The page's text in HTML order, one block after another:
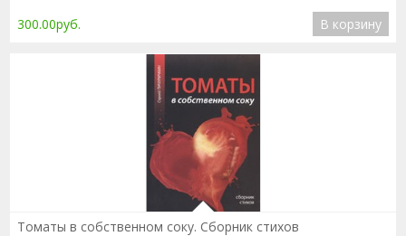
300.00руб. В корзину
Подробнее
Томаты в собственном соку. Сборник стихов